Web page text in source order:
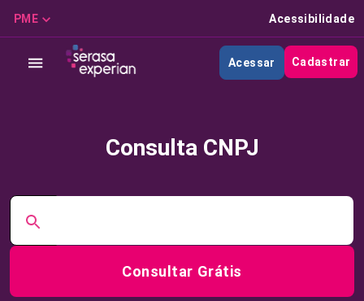
PME Acessibilidade
Acessar Cadastrar
Consulta CNPJ
Consultar Grátis